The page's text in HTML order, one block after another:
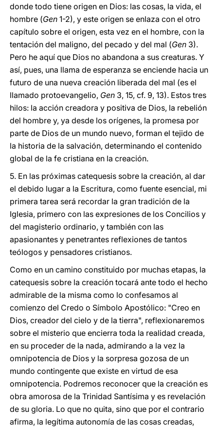
donde todo tiene origen en Dios: las cosas, la vida, el
hombre (Gen 1-2), y este origen se enlaza con el otro
capítulo sobre el origen, esta vez en el hombre, con la
tentación del maligno, del pecado y del mal (Gen 3).
Pero he aquí que Dios no abandona a sus creaturas. Y
así, pues, una llama de esperanza se enciende hacia un
futuro de una nueva creación liberada del mal (es el
llamado protoevangelio, Gen 3, 15, cf. 9, 13). Estos tres
hilos: la acción creadora y positiva de Dios, la rebelión
del hombre y, ya desde los orígenes, la promesa por
parte de Dios de un mundo nuevo, forman el tejido de
la historia de la salvación, determinando el contenido
global de la fe cristiana en la creación.
5. En las próximas catequesis sobre la creación, al dar
el debido lugar a la Escritura, como fuente esencial, mi
primera tarea será recordar la gran tradición de la
Iglesia, primero con las expresiones de los Concilios y
del magisterio ordinario, y también con las
apasionantes y penetrantes reflexiones de tantos
teólogos y pensadores cristianos.
Como en un camino constituido por muchas etapas, la
catequesis sobre la creación tocará ante todo el hecho
admirable de la misma como lo confesamos al
comienzo del Credo o Símbolo Apostólico: "Creo en
Dios, creador del cielo y de la tierra", reflexionaremos
sobre el misterio que encierra toda la realidad creada,
en su proceder de la nada, admirando a la vez la
omnipotencia de Dios y la sorpresa gozosa de un
mundo contingente que existe en virtud de esa
omnipotencia. Podremos reconocer que la creación es
obra amorosa de la Trinidad Santísima y es revelación
de su gloria. Lo que no quita, sino que por el contrario
afirma, la legítima autonomía de las cosas creadas,